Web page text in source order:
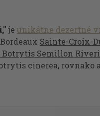
je unikátne dezertné
Sainte-Croix-
Botrytis Semillon
cinerea,